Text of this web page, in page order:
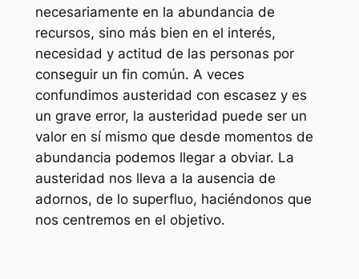
necesariamente en la abundancia de
recursos, sino más bien en el interés,
necesidad y actitud de las personas por
conseguir un fin común. A veces
confundimos austeridad con escasez y es
un grave error, la austeridad puede ser un
valor en sí mismo que desde momentos de
abundancia podemos llegar a obviar. La
austeridad nos lleva a la ausencia de
adornos, de lo superfluo, haciéndonos que
nos centremos en el objetivo.